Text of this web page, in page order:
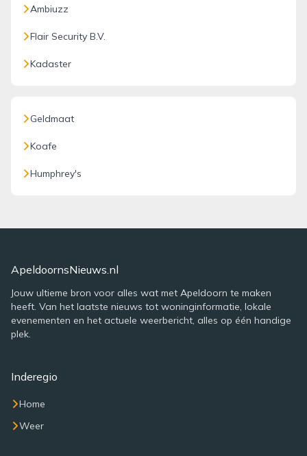
Ambiuzz
Flair Security B.V.
Kadaster
Geldmaat
Koafe
Humphrey's
ApeldoornsNieuws.nl
Jouw ultieme bron voor alles wat met Apeldoorn te maken
heeft. Van het laatste nieuws tot woninginformatie, lokale
evenementen en het actuele weerbericht, alles op één handige
plek.
Inderegio
Home
Weer